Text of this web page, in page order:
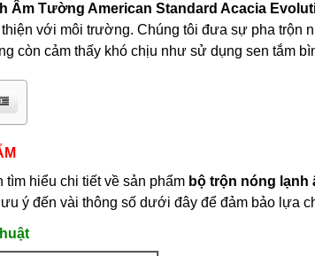
Âm Tường American Standard Acacia
với môi trường. Chúng tôi đưa sự pha trộn
còn cảm thấy khó chịu như sử dụng sen tắm
tìm hiểu chi tiết về sản phẩm bộ trộn nóng lạnh
ý đến vài thông số dưới đây để đảm bảo lựa